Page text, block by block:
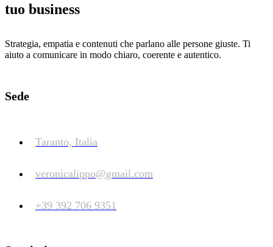
tuo business
Strategia, empatia e contenuti che parlano alle persone giuste. Ti
aiuto a comunicare in modo chiaro, coerente e autentico.
Sede
Taranto, Italia
veronicalippo@gmail.com
+39 392 706 9351